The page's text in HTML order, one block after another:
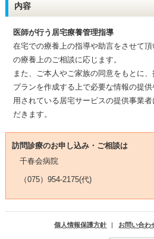
内容
医師が行う居宅療養管理指導
在宅での療養上の指導や助言をさせて
の療養上のご相談に応じます。
また、ご本人やご家族の同意をもとに
プランを作成する上で必要な情報の提
用されている居宅サービスの提供事業
だきます。
訪問診療のお申し込み・ご相談は
千春会病院
（075）954-2175(代)
個人情報保護方針 お問い合わ